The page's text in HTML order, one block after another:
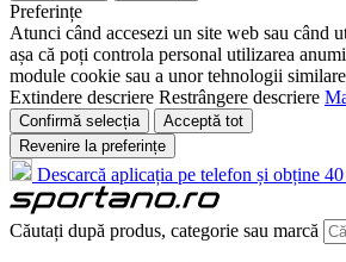
Preferințe
Atunci când accesezi un site web sau când
așa că poți controla personal utilizarea
module cookie sau a unor tehnologii
Extindere descriere Restrângere descriere
Confirmă selecția
Acceptă tot
Revenire la preferințe
Descarcă aplicația pe telefon și obține
Căutați după produs, categorie sau marcă